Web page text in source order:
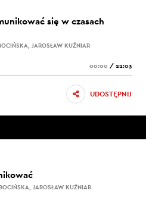
się w czasach
JAROSŁAW KUŹNIAR
00:00 / 22:03
UDOSTĘPNIJ
JAROSŁAW KUŹNIAR